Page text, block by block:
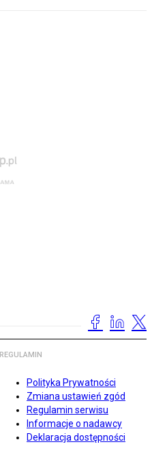
REGULAMIN
Polityka Prywatności
Zmiana ustawień zgód
Regulamin serwisu
Informacje o nadawcy
Deklaracja dostępności